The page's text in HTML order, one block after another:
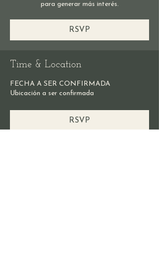
para generar más interés.
RSVP
Time & Location
FECHA A SER CONFIRMADA
Ubicación a ser confirmada
RSVP